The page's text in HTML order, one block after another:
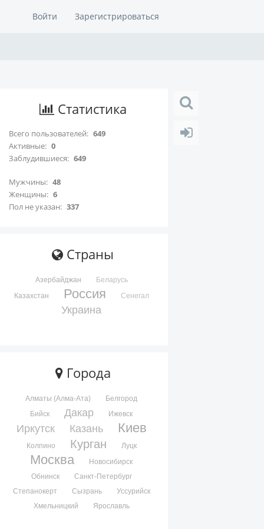
Войти Зарегистрироваться
Статистика
Всего пользователей: 649
Активные: 0
Заблудившиеся: 649
Мужчины: 48
Женщины: 6
Пол не указан: 337
Страны
Азербайджан
Беларусь
Казахстан
Россия Сенегал
Украина
Города
Алматы (Алма-Ата)
Белгород
Бийск
Дакар Ижевск
Иркутск Казань Киев
Колпино Курган Луцк
Москва
Новосибирск
Обнинск
Санкт-Петербург
Степанокерт
Сызрань
Уссурийск
Хмельницкий
Ярославль